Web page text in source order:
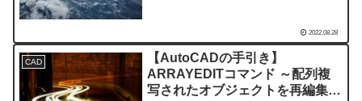
2022.08.28
CAD
【AutoCADの手引き】
ARRAYEDITコマンド ～配列複
写されたオブジェクトを再編集す